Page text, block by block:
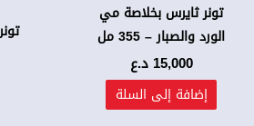
تونر ثايرس بخلاصة مي
الورد والصبار – 355 مل
15,000 د.ع
إضافة إلى السلة